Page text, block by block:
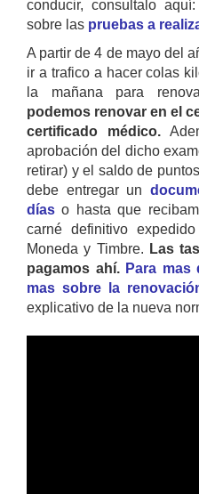
conducir, consultalo aquí:
sobre las pruebas a
A partir de 4 de mayo del
ir a trafico a hacer colas
la mañana para
podemos renovar en el
certificado médico.
aprobación del dicho
retirar) y el saldo de
debe entregar un
días o hasta que
carné definitivo
Moneda y Timbre. Las
pagamos ahí. Para mas
mas sobre la
explicativo de la nueva